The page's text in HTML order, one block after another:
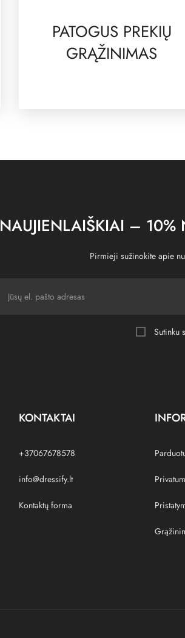
PATOGUS PREKIŲ
GRĄŽINIMAS
NAUJIENLAIŠKIAI – 10%
Pirmieji sužinokite apie
Sutinku
KONTAKTAI
+37067678578
info@dressify.lt
Kontaktų forma